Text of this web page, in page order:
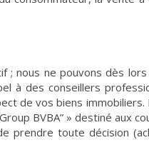
nous ne pouvons dès
à des conseillers
de vos biens
BVBA” » destiné aux
prendre toute décision